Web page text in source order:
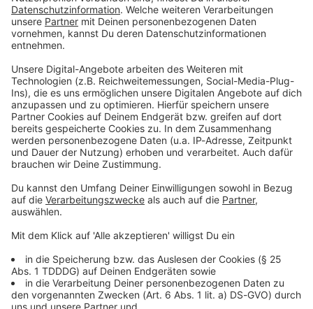
Du möchtest uns etwas sagen?
Studio Hotline
Kontaktformular
Sprachnachricht
© dpa-infocom, dpa:260604-930-170725/3
Bayern